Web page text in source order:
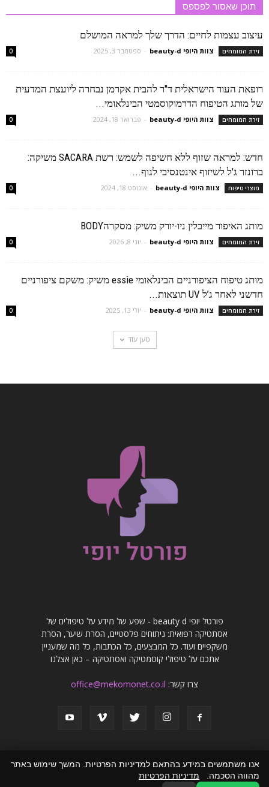
תוכן שאסור לפספס
עיצוב עצמות לחיים: הדרך שלך למראה המושלם
זירת המומחים צוות היופי beauty-d - ספטמבר 3, 2025 0
רופאת העור הישראלית ד"ר להבית אקרמן נבחרה ליועצת המדעית
של מותג הטיפוח הדרמוקוסמטי הבינלאומי...
זירת המומחים צוות היופי beauty-d - פברואר 18, 2024 0
חדש: למראה שזוף ללא חשיפה לשמש: רשת SACARA משיקה:
ברונזר ג'ל לשיזוף אינטנסיבי לגוף...
מוצרי טיפוח צוות היופי beauty-d - אוגוסט 18, 2024 0
מותג האיפור מייבלין ניו-יורק משיק: מסקרהBODY
זירת המומחים צוות היופי beauty-d - יוני 8, 2026 0
מותג טיפוח הציפורניים הבינלאומי essie משיק: משקם ציפורניים
חדשני לאחר ג’ל UV תוצאות...
זירת המומחים צוות היופי beauty-d - יולי 13, 2025 0
טען עוד
פורטל יופי beauty d - שפע של מידע על טיפולים של
אסתטיקה רפואית: ניתוחים פלסטיים, הסרת שיער, הסרת
משקפיים ועוד. כל המבצעים, כל הכתבות, כל מה שמעניין
אתכם על טיפולי קוסמטיקה ואסתטיקה – כאן אצלנו
צרו קשר: office@mekomonet.co.il
פרסמו אצלנו פרסום מאמרים באתרים
אנו משתמשים במידע בהתאם למדיניות הפרטיות. המשך שימוש באתר
מהווה הסכמה. מדיניות הפרטיות